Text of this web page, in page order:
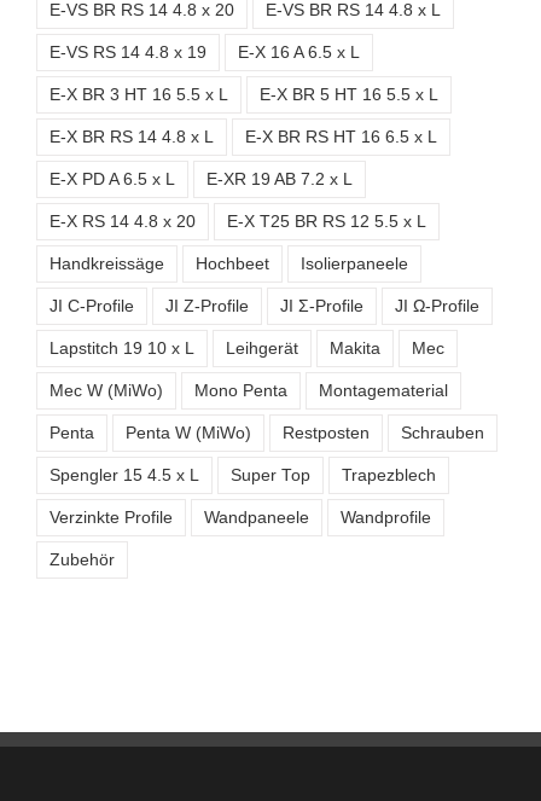
E-VS BR RS 14 4.8 x 20 E-VS BR RS 14 4.8 x L
E-VS RS 14 4.8 x 19 E-X 16 A 6.5 x L
E-X BR 3 HT 16 5.5 x L E-X BR 5 HT 16 5.5 x L
E-X BR RS 14 4.8 x L E-X BR RS HT 16 6.5 x L
E-X PD A 6.5 x L E-XR 19 AB 7.2 x L
E-X RS 14 4.8 x 20 E-X T25 BR RS 12 5.5 x L
Handkreissäge Hochbeet Isolierpaneele
JI C-Profile JI Z-Profile JI Σ-Profile JI Ω-Profile
Lapstitch 19 10 x L Leihgerät Makita Mec
Mec W (MiWo) Mono Penta Montagematerial
Penta Penta W (MiWo) Restposten Schrauben
Spengler 15 4.5 x L Super Top Trapezblech
Verzinkte Profile Wandpaneele Wandprofile
Zubehör